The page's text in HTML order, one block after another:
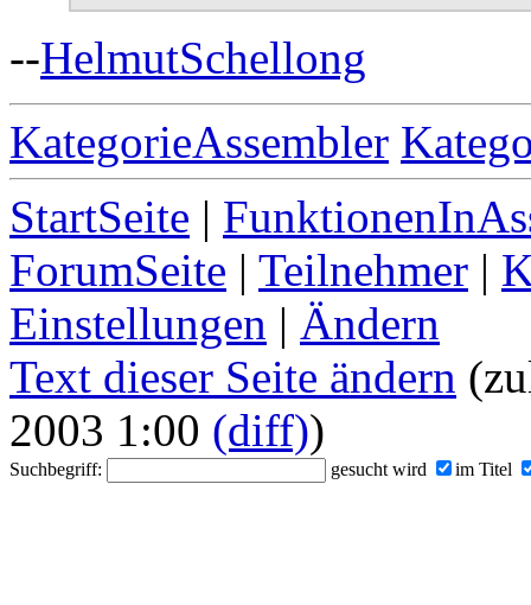
--HelmutSchellong
KategorieAssembler
StartSeite |
ForumSeite | Teilnehmer |
Einstellungen | Ändern
Text dieser Seite ändern
2003 1:00 (diff))
Suchbegriff: gesucht wird im Titel